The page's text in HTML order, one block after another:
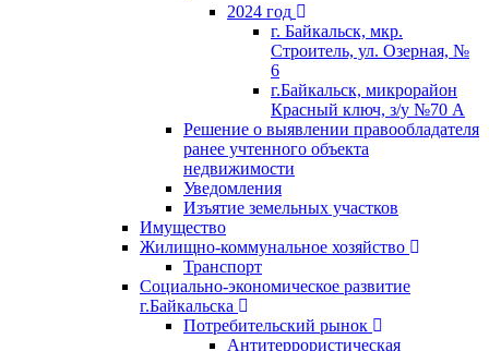
2024 год
г. Байкальск, мкр.
Строитель, ул. Озерная, №
6
г.Байкальск, микрорайон
Красный ключ, з/у №70 А
Решение о выявлении правообладателя
ранее учтенного объекта
недвижимости
Уведомления
Изъятие земельных участков
Имущество
Жилищно-коммунальное хозяйство
Транспорт
Социально-экономическое развитие
г.Байкальска
Потребительский рынок
Антитеррористическая